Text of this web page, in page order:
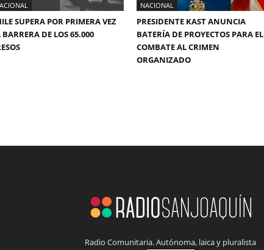
SUPERA POR PRIMERA VEZ
BARRERA DE LOS 65.000
NACIONAL
PRESIDENTE KAST ANUNCIA
BATERÍA DE PROYECTOS PARA EL
COMBATE AL CRIMEN
ORGANIZADO
Radio Comunitaria. Autónoma, laica y pluralista